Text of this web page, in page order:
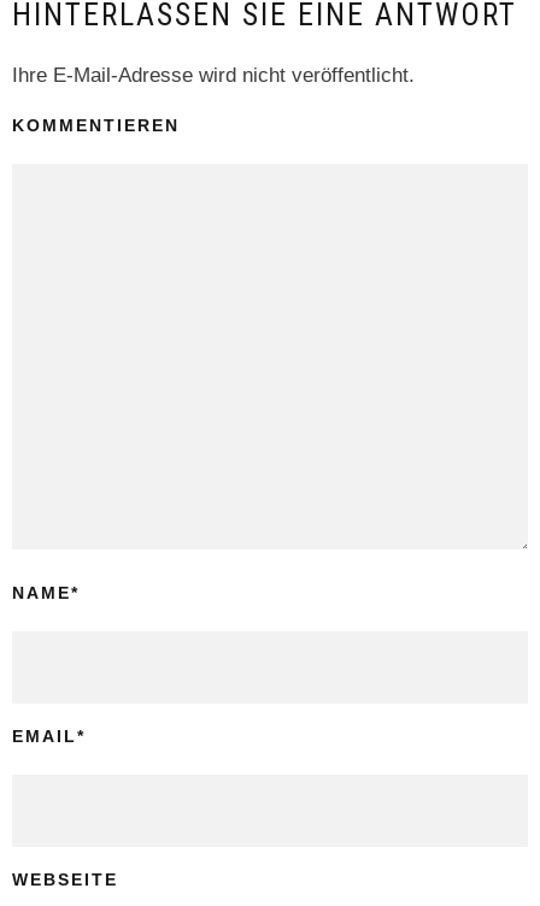
HINTERLASSEN SIE EINE ANTWORT
Ihre E-Mail-Adresse wird nicht veröffentlicht.
KOMMENTIEREN
NAME*
EMAIL*
WEBSEITE